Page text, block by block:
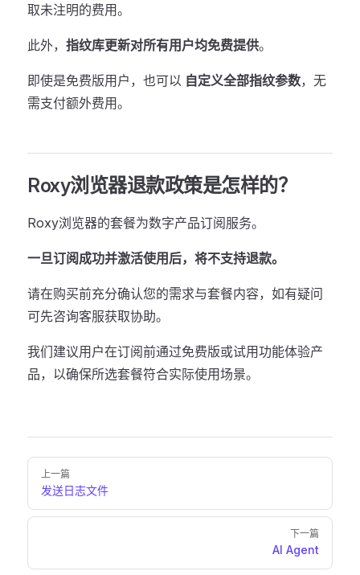
取未注明的费用。
此外， 指纹库更新对所有用户均免费提供。
即使是免费版用户，也可以 自定义全部指纹参数，无
需支付额外费用。
Roxy浏览器退款政策是怎样的？
Roxy浏览器的套餐为数字产品订阅服务。
一旦订阅成功并激活使用后，将不支持退款。
请在购买前充分确认您的需求与套餐内容，如有疑问
可先咨询客服获取协助。
我们建议用户在订阅前通过免费版或试用功能体验产
品，以确保所选套餐符合实际使用场景。
Pager
上一篇
发送日志文件
下一篇
AI Agent